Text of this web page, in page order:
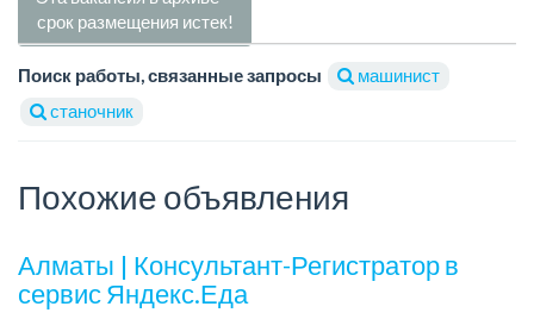
срок размещения истек!
Поиск работы, связанные запросы
машинист
станочник
Похожие объявления
Алматы | Консультант-Регистратор в
сервис Яндекс.Еда